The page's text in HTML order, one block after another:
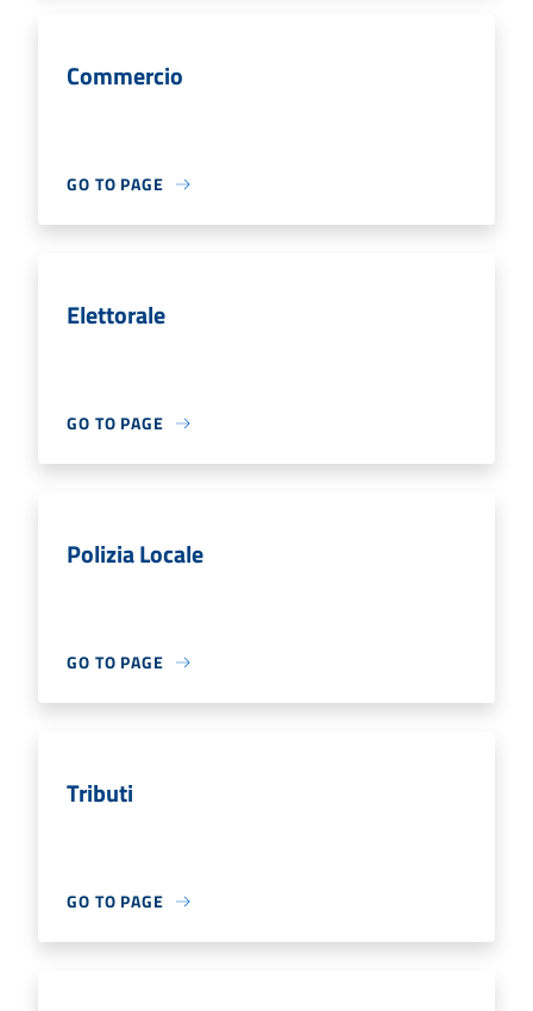
Commercio
GO TO PAGE
Elettorale
GO TO PAGE
Polizia Locale
GO TO PAGE
Tributi
GO TO PAGE